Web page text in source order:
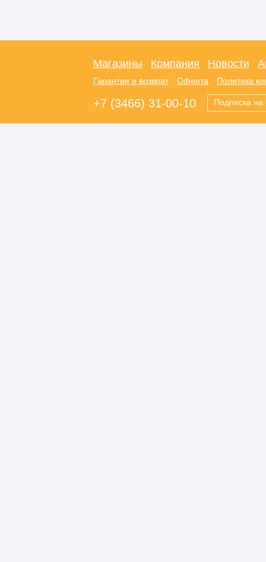
Магазины Компания Новости
Гарантия и возврат Оферта Политика
+7 (3466) 31-00-10 Подписка на